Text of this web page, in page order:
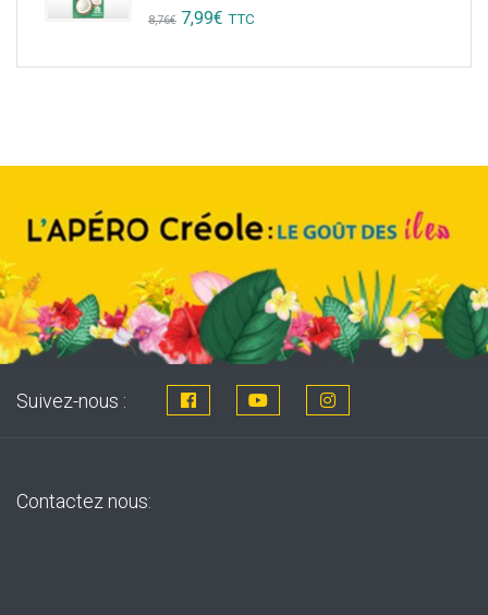
8,76€ Original
7,99€ Current
TTC
Suivez-nous :
Contactez nous: